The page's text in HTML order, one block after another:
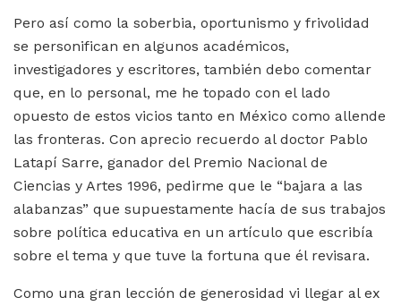
Pero así como la soberbia, oportunismo y frivolidad
se personifican en algunos académicos,
investigadores y escritores, también debo comentar
que, en lo personal, me he topado con el lado
opuesto de estos vicios tanto en México como allende
las fronteras. Con aprecio recuerdo al doctor Pablo
Latapí Sarre, ganador del Premio Nacional de
Ciencias y Artes 1996, pedirme que le “bajara a las
alabanzas” que supuestamente hacía de sus trabajos
sobre política educativa en un artículo que escribía
sobre el tema y que tuve la fortuna que él revisara.
Como una gran lección de generosidad vi llegar al ex